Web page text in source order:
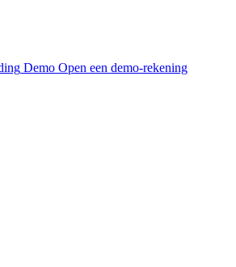
Demo Open een demo-rekening